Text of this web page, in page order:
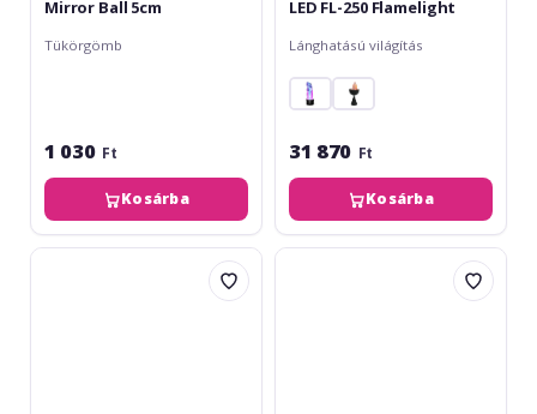
Mirror Ball 5cm
Tükörgömb
1 030 Ft
Kosárba
LED FL-250 Flamelight
Lánghatású világítás
31 870 Ft
Kosárba
Eurolite
Eurolite